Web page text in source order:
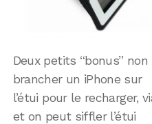
Deux petits “bonus”
brancher un iPhone sur
l’étui pour le recharger,
et on peut siffler l’étui